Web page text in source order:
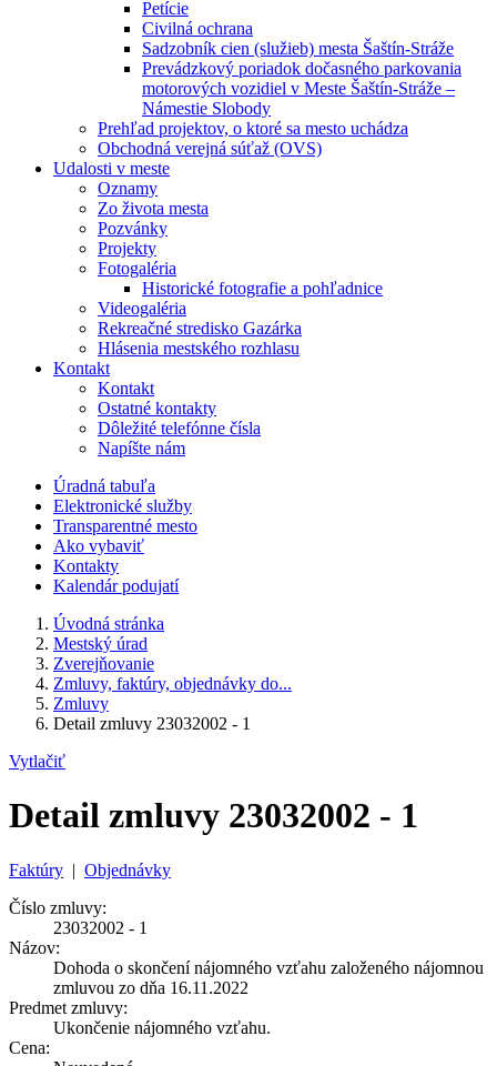
Petície
Civilná ochrana
Sadzobník cien (služieb) mesta Šaštín-Stráže
Prevádzkový poriadok dočasného parkovania
motorových vozidiel v Meste Šaštín-Stráže –
Námestie Slobody
Prehľad projektov, o ktoré sa mesto uchádza
Obchodná verejná súťaž (OVS)
Udalosti v meste
Oznamy
Zo života mesta
Pozvánky
Projekty
Fotogaléria
Historické fotografie a pohľadnice
Videogaléria
Rekreačné stredisko Gazárka
Hlásenia mestského rozhlasu
Kontakt
Kontakt
Ostatné kontakty
Dôležité telefónne čísla
Napíšte nám
Úradná tabuľa
Elektronické služby
Transparentné mesto
Ako vybaviť
Kontakty
Kalendár podujatí
Úvodná stránka
Mestský úrad
Zverejňovanie
Zmluvy, faktúry, objednávky do...
Zmluvy
Detail zmluvy 23032002 - 1
Vytlačiť
Detail zmluvy 23032002 - 1
Faktúry | Objednávky
Číslo zmluvy:
23032002 - 1
Názov:
Dohoda o skončení nájomného vzťahu založeného nájomnou
zmluvou zo dňa 16.11.2022
Predmet zmluvy:
Ukončenie nájomného vzťahu.
Cena: